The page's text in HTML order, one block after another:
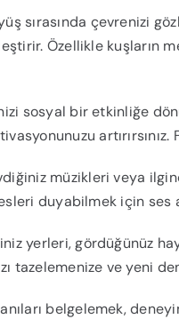
sırasında çevrenizi
Özellikle kuşların
sosyal bir etkinliğe
müzikleri veya
duyabilmek için ses
yerleri, gördüğünüz
tazelemenize ve yeni
belgelemek,